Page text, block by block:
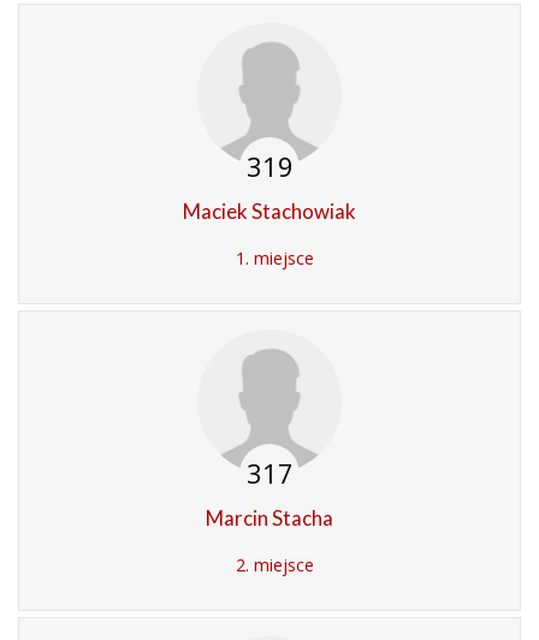
319
Maciek Stachowiak
1. miejsce
317
Marcin Stacha
2. miejsce